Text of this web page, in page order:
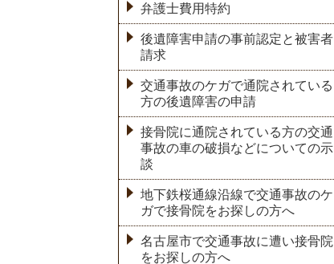
弁護士費用特約
後遺障害申請の事前認定と被害者
請求
交通事故のケガで通院されている
方の後遺障害の申請
接骨院に通院されている方の交通
事故の車の破損などについての示
談
地下鉄桜通線沿線で交通事故のケ
ガで接骨院をお探しの方へ
名古屋市で交通事故に遭い接骨院
をお探しの方へ